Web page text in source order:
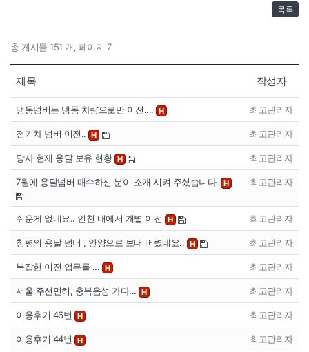
목록
총 게시물 151 개, 페이지 7
제목 작성자
냉동넘버는 냉동 차량으로만 이전.... H 최고관리자
전기차 넘버 이전.. H 최고관리자
당사 현재 용달 보유 현황 H 최고관리자
7월에 용달넘버 매수하신 분이 소개 시켜 주셨습니다. H 최고관리자
쉬운게 없네요.. 인천 내에서 개별 이전 H 최고관리자
청평의 용달 넘버 , 안양으로 보내 버렸네요.. H 최고관리자
복잡한 이전 업무를 ... H 최고관리자
서울 주선면허, 충북음성 가다... H 최고관리자
이용후기 46번 H 최고관리자
이용후기 44번 H 최고관리자